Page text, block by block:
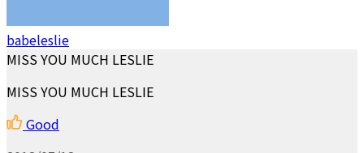
babeleslie
MISS YOU MUCH LESLIE
MISS YOU MUCH LESLIE
Good